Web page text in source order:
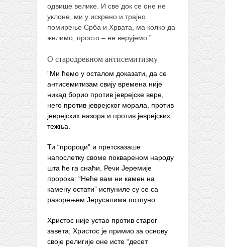
одвише велике. И све док се оне не
уклоне, ми у искрено и трајно
помирење Срба и Хрвата, ма колко да
желимо, просто – не верујемо.”
О стародревном антисемитизму
”Ми ћемо у осталом доказати, да се
антисемитизам свију времена није
никад борио против јеврејске вере,
него против јеврејског морала, против
јеврејских назора и против јеврејских
тежња.
Ти “пророци” и претсказаше
напослетку своме поквареном народу
шта ће га снаћи. Речи Јеремије
пророка: “Неће вам ни камен на
камену остати” испуниле су се са
разорењем Јерусалима потпуно.
Христос није устао против старог
завета; Христос је примио за основу
своје религије оне исте “десет